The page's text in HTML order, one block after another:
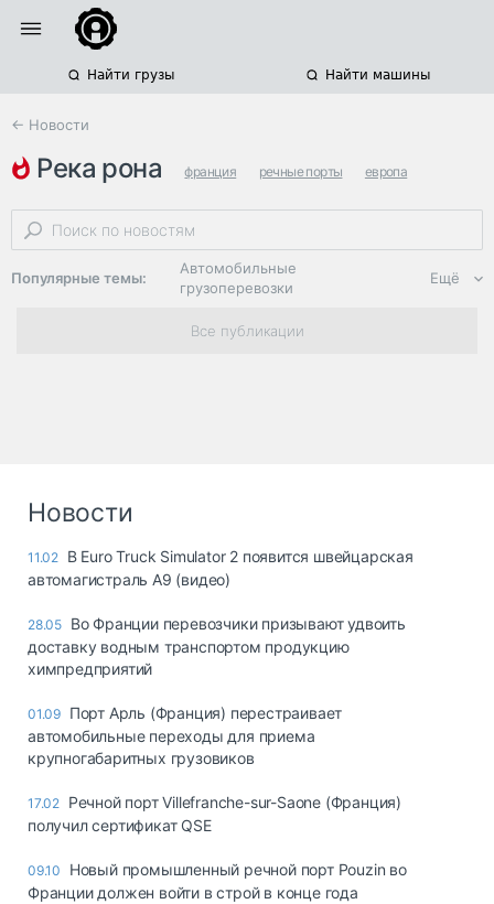
Найти грузы Найти машины
← Новости
река рона франция речные порты европа
Популярные темы:
Автомобильные
грузоперевозки
Региональная
логистика
опасные грузы
страхование
грузовые
терминалы
Коммерческий
Спецтехника
Автосервис,
запчасти, шины
Ещё
Все публикации
Новости
11.02 В Euro Truck Simulator 2 появится швейцарская
автомагистраль А9 (видео)
28.05 Во Франции перевозчики призывают удвоить
доставку водным транспортом продукцию
химпредприятий
01.09 Порт Арль (Франция) перестраивает
автомобильные переходы для приема
крупногабаритных грузовиков
17.02 Речной порт Villefranche-sur-Saone (Франция)
получил сертификат QSE
09.10
Новый промышленный речной порт Pouzin во
Франции должен войти в строй в конце года